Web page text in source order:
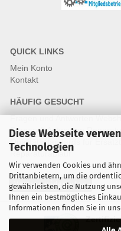
Diese Webseite
Technologien
Wir verwenden Cookies und
Drittanbietern, um die
gewährleisten, die Nutzung
Ihnen ein bestmögliches
Informationen finden Sie in
QUICK LINKS
Mein Konto
Kontakt
HÄUFIG GESUCHT
Fragen und Antworten
Fragen & Antworten
Qualitätsstandards für
Reparaturablauf
Vertrag widerrufen